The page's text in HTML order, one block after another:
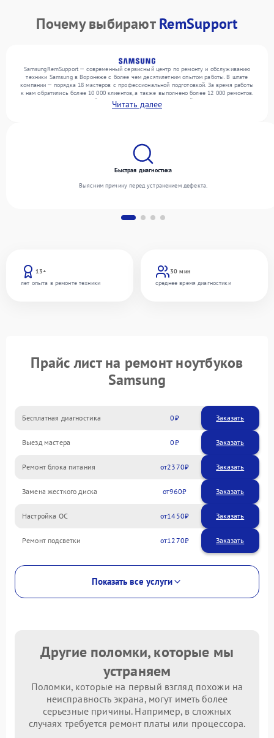
Почему выбираютRemSupport
SamsungRemSupport — современный сервисный центр по ремонту и обслуживанию
техники Samsung в Воронеже с более чем десятилетним опытом работы. В штате
компании — порядка 18 мастеров с профессиональной подготовкой. За время работы
к нам обратились более 10 000 клиентов, а также выполнено более 12 000 ремонтов.
Ежемесячно в сервисный центр поступает более 300 устройств, включая , , . Мы
работаем с широким спектром неисправностей и обеспечиваем надежный результат
Читать далее
13+
лет опыта в ремонте техники
30 мин
среднее время диагностики
Быстрая диагностика
Выясним причину перед устранением дефекта.
Прайс лист на ремонт ноутбуков
Samsung
Бесплатная диагностика 0 Заказать
Выезд мастера 0 Заказать
Ремонт блока питания 2370
Замена жесткого диска 960
Настройка ОС 1450
Ремонт подсветки 1270
Показать все услуги
Другие поломки, которые мы
устраняем
Поломки, которые на первый взгляд похожи на
неисправность экрана, могут иметь более
серьезные причины. Например, в сложных
случаях требуется ремонт платы или процессора.